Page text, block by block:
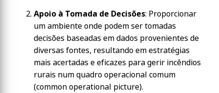
Apoio à Tomada de Decisões: Proporcionar
um ambiente onde podem ser tomadas
decisões baseadas em dados provenientes de
diversas fontes, resultando em estratégias
mais acertadas e eficazes para gerir incêndios
rurais num quadro operacional comum
(common operational picture).